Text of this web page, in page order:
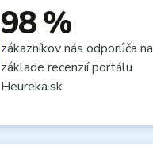
98 %
zákazníkov nás odporúča na
základe recenzií portálu
Heureka.sk